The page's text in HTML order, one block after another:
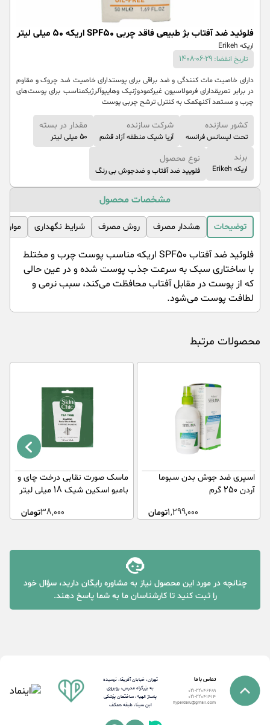
فلوئید ضد آفتاب بژ طبیعی فاقد چربی SPF50 اریکه 50 میلی لیتر
اریکه Erikeh
تاریخ انقضا: 29-06-1408
دارای خاصیت مات کنندگی و ضد براقی برای پوستدارای خاصیت ضد چروک و مقاوم
در برابر تعریقدارای فرمولاسیون غیرکمودوژنیک و‌هایپوآلرژیکمناسب برای پوست‌های
چرب و مستعد آکنهکمک به کنترل ترشح چربی پوست
کشور سازنده
تحت لیسانس فرانسه
شرکت سازنده
آریا شیک منطقه آزاد قشم
مقدار در بسته
50 میلی لیتر
برند
اریکه Erikeh
نوع محصول
فلویید ضد آفتاب و ضدجوش بی رنگ
مشخصات محصول
توضیحات هشدار مصرف روش مصرف شرایط نگهداری
فلوئید ضد آفتاب SPF50 اریکه مناسب پوست چرب و مختلط
با ساختاری سبک به سرعت جذب پوست شده و در عین حالی
که از پوست در مقابل آفتاب محافظت می‌کند، سبب نرمی و
لطافت پوست می‌شود.
محصولات مرتبط
اسپری ضد جوش بدن سبوما
آردن 250 گرم
1,299,000تومان
ماسک صورت نقابی درخت چای و
بامبو اسکین شیک 18 میلی لیتر
38,000تومان
چنانچه در مورد این محصول نیاز به مشاوره رایگان دارید، سؤال خود
را ثبت کنید تا کارشناسان ما به شما پاسخ دهند.
تماس با ما
021-22046489
021-22041414
hyperdaru@gmail.com
تهران، خیابان آفریقا، نرسیده
به بزرگراه مدرس، روبروی
پاساژ الهیه، ساختمان پزشکی
ابن سینا، طبقه همکف